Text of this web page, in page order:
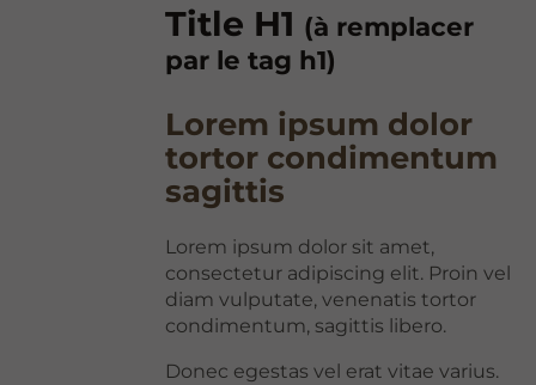
Title H1 (à remplacer
par le tag h1)
Lorem ipsum dolor
tortor condimentum
sagittis
Lorem ipsum dolor sit amet,
consectetur adipiscing elit. Proin vel
diam vulputate, venenatis tortor
condimentum, sagittis libero.
Donec egestas vel erat vitae varius.